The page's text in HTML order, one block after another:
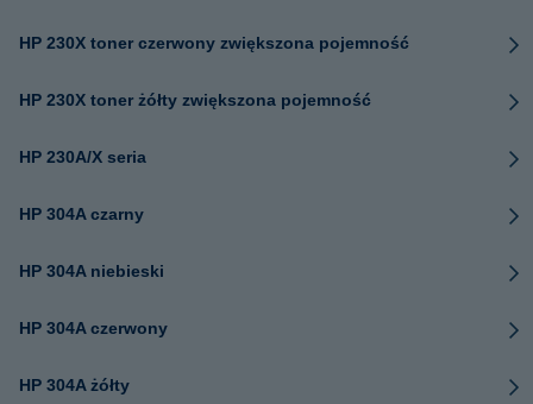
HP 230X toner czerwony zwiększona pojemność
HP 230X toner żółty zwiększona pojemność
HP 230A/X seria
HP 304A czarny
HP 304A niebieski
HP 304A czerwony
HP 304A żółty